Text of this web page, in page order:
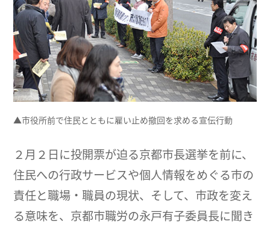
▲市役所前で住民とともに雇い止め撤回を求める宣伝行動
２月２日に投開票が迫る京都市長選挙を前に、
住民への行政サービスや個人情報をめぐる市の
責任と職場・職員の現状、そして、市政を変え
る意味を、京都市職労の永戸有子委員長に聞き